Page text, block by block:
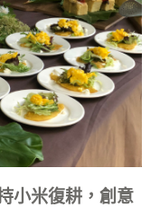
小米復耕，創意